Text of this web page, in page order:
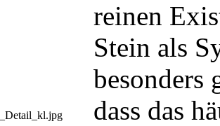
reinen
Stein als
besonders
dass das